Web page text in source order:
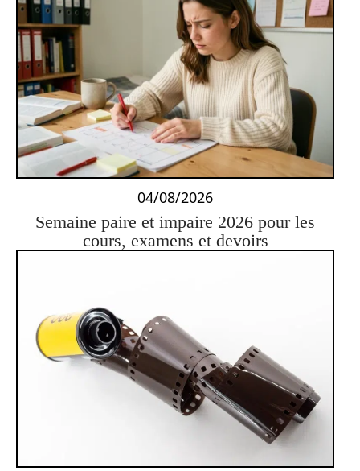
04/08/2026
Semaine paire et impaire 2026 pour les
cours, examens et devoirs